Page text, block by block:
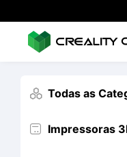
 Todas as
 Impressoras